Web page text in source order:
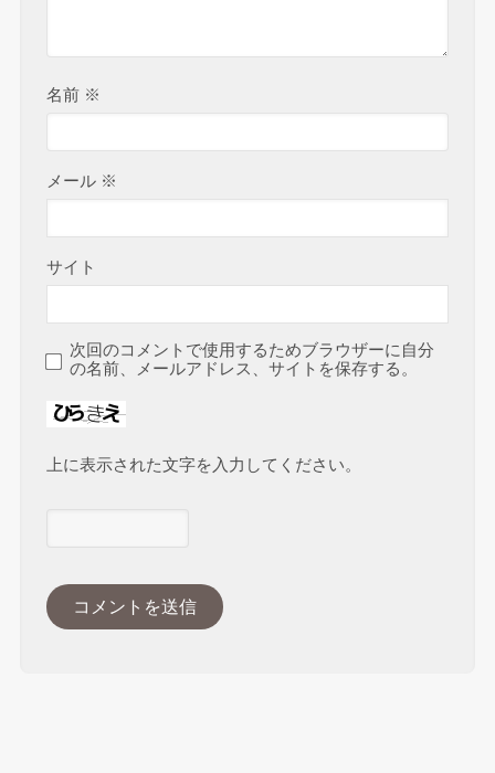
名前 ※
メール ※
サイト
次回のコメントで使用するためブラウザーに自分
の名前、メールアドレス、サイトを保存する。
上に表示された文字を入力してください。